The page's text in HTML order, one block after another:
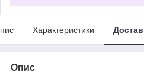
Характеристики
Опис